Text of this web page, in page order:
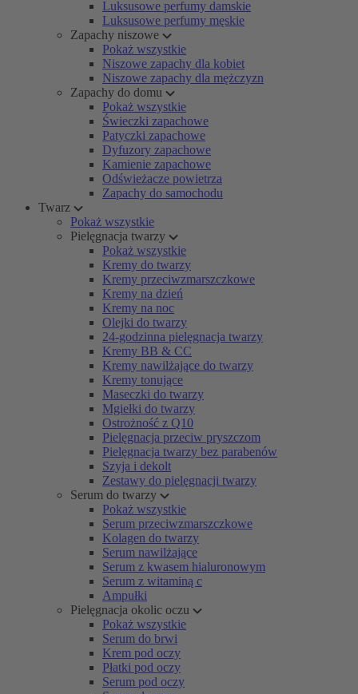
Luksusowe perfumy damskie
Luksusowe perfumy męskie
Zapachy niszowe
Pokaż wszystkie
Niszowe zapachy dla kobiet
Niszowe zapachy dla mężczyzn
Zapachy do domu
Pokaż wszystkie
Świeczki zapachowe
Patyczki zapachowe
Dyfuzory zapachowe
Kamienie zapachowe
Odświeżacze powietrza
Zapachy do samochodu
Twarz
Pokaż wszystkie
Pielęgnacja twarzy
Pokaż wszystkie
Kremy do twarzy
Kremy przeciwzmarszczkowe
Kremy na dzień
Kremy na noc
Olejki do twarzy
24-godzinna pielęgnacja twarzy
Kremy BB & CC
Kremy nawilżające do twarzy
Kremy tonujące
Maseczki do twarzy
Mgiełki do twarzy
Ostrożność z Q10
Pielęgnacja przeciw pryszczom
Pielęgnacja twarzy bez parabenów
Szyja i dekolt
Zestawy do pielęgnacji twarzy
Serum do twarzy
Pokaż wszystkie
Serum przeciwzmarszczkowe
Kolagen do twarzy
Serum nawilżające
Serum z kwasem hialuronowym
Serum z witaminą c
Ampułki
Pielęgnacja okolic oczu
Pokaż wszystkie
Serum do brwi
Krem pod oczy
Płatki pod oczy
Serum pod oczy